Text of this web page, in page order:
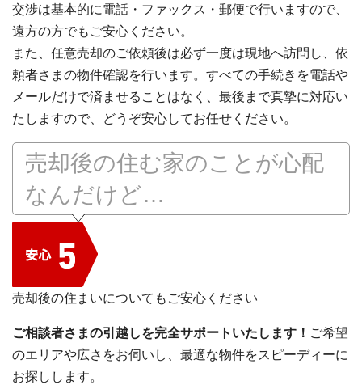
交渉は基本的に電話・ファックス・郵便で行いますので、
遠方の方でもご安心ください。
また、任意売却のご依頼後は必ず一度は現地へ訪問し、依
頼者さまの物件確認を行います。すべての手続きを電話や
メールだけで済ませることはなく、最後まで真摯に対応い
たしますので、どうぞ安心してお任せください。
売却後の住む家のことが心配
なんだけど…
売却後の住まいについてもご安心ください
ご相談者さまの引越しを完全サポートいたします！ ご希望
のエリアや広さをお伺いし、最適な物件をスピーディーに
お探しします。